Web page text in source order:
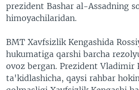
prezident Bashar al-Assadning
himoyachilaridan.
BMT Xavfsizlik Kengashida
hukumatiga qarshi barcha
ovoz bergan. Prezident Vladimir
ta'kidlashicha, qaysi rahbar